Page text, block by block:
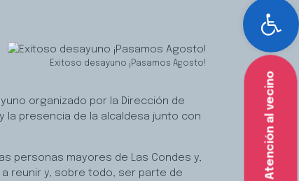
Atención al vecino
Exitoso desayuno ¡Pasamos Agosto!
organizado por la Dirección de
la presencia de la alcaldesa junto con
personas mayores de Las Condes y,
reunir y, sobre todo, ser parte de